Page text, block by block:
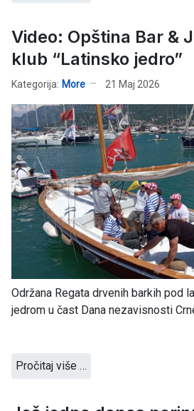
Video: Opština Bar &
klub “Latinsko jedro”
Kategorija: More 21 Maj 2026
Održana Regata drvenih barkih pod
jedrom u čast Dana nezavisnosti
Pročitaj više …